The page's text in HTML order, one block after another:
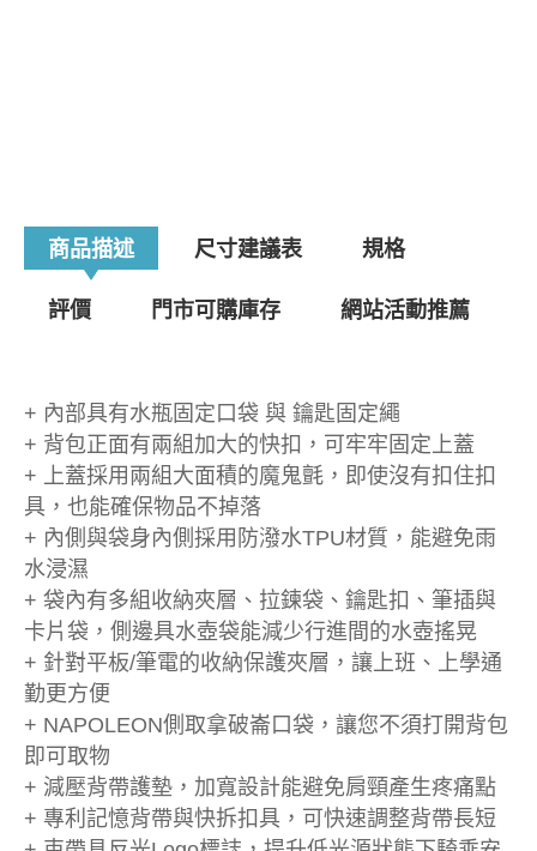
商品描述 尺寸建議表 規格
評價 門市可購庫存 網站活動推薦
+ 內部具有水瓶固定口袋 與 鑰匙固定繩
+ 背包正面有兩組加大的快扣，可牢牢固定上蓋
+ 上蓋採用兩組大面積的魔鬼氈，即使沒有扣住扣
具，也能確保物品不掉落
+ 內側與袋身內側採用防潑水TPU材質，能避免雨
水浸濕
+ 袋內有多組收納夾層、拉鍊袋、鑰匙扣、筆插與
卡片袋，側邊具水壺袋能減少行進間的水壺搖晃
+ 針對平板/筆電的收納保護夾層，讓上班、上學通
勤更方便
+ NAPOLEON側取拿破崙口袋，讓您不須打開背包
即可取物
+ 減壓背帶護墊，加寬設計能避免肩頸產生疼痛點
+ 專利記憶背帶與快拆扣具，可快速調整背帶長短